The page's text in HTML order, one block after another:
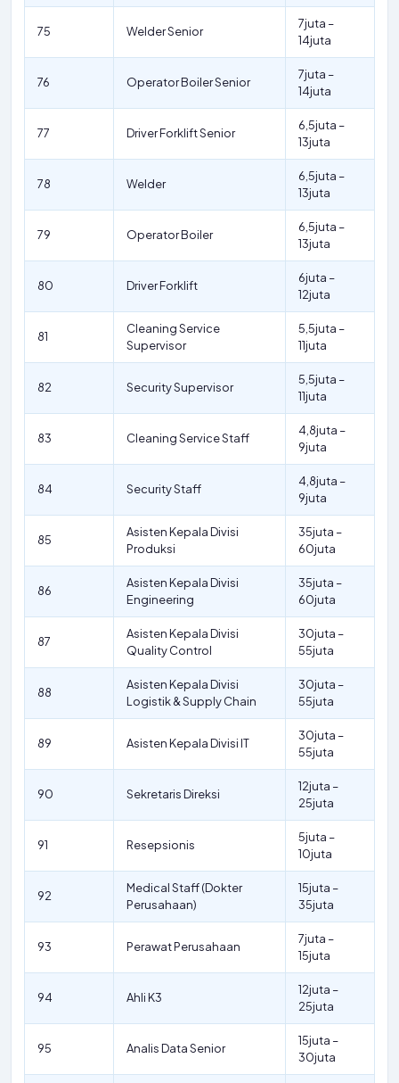
75 Welder Senior
7juta –
14juta
76 Operator Boiler Senior
7juta –
14juta
77 Driver Forklift Senior
6,5juta –
13juta
78 Welder
6,5juta –
13juta
79 Operator Boiler
6,5juta –
13juta
80 Driver Forklift
6juta –
12juta
81
Cleaning Service
Supervisor
5,5juta –
11juta
82 Security Supervisor
5,5juta –
11juta
83 Cleaning Service Staff
4,8juta –
9juta
84 Security Staff
4,8juta –
9juta
85
Asisten Kepala Divisi
Produksi
35juta –
60juta
86
Asisten Kepala Divisi
Engineering
35juta –
60juta
87
Asisten Kepala Divisi
Quality Control
30juta –
55juta
88
Asisten Kepala Divisi
Logistik & Supply Chain
30juta –
55juta
89 Asisten Kepala Divisi IT
30juta –
55juta
90 Sekretaris Direksi
12juta –
25juta
91 Resepsionis
5juta –
10juta
92
Medical Staff (Dokter
Perusahaan)
15juta –
35juta
93 Perawat Perusahaan
7juta –
15juta
94 Ahli K3
12juta –
25juta
95 Analis Data Senior
15juta –
30juta